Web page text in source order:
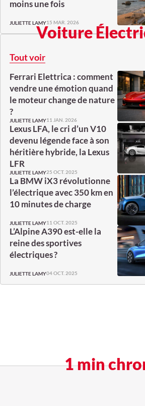
moins une fois
JULIETTE LAMY15 MAR. 2026
Voiture
Tout voir
Ferrari Elettrica : comment
vendre une émotion quand
le moteur change de nature
?
JULIETTE LAMY11 JAN. 2026
Lexus LFA, le cri d’un V10
devenu légende face à son
héritière hybride, la Lexus
LFR
JULIETTE LAMY25 OCT. 2025
La BMW iX3 révolutionne
l’électrique avec 350 km en
10 minutes de charge
JULIETTE LAMY11 OCT. 2025
L’Alpine A390 est-elle la
reine des sportives
électriques ?
JULIETTE LAMY04 OCT. 2025
1 min